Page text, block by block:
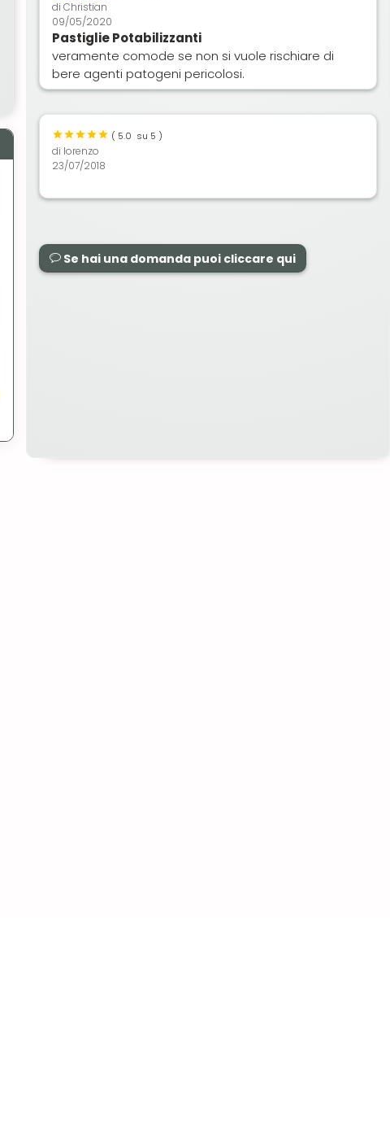
di Christian
09/05/2020
Pastiglie Potabilizzanti
veramente comode se non si vuole rischiare di
bere agenti patogeni pericolosi.
( 5.0 su 5 )
di lorenzo
23/07/2018
Se hai una domanda puoi cliccare qui